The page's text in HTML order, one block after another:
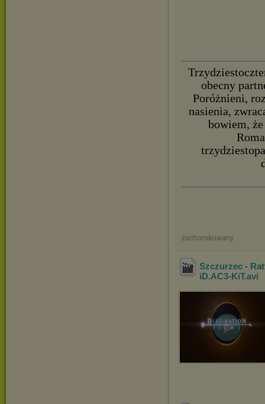
obecny
Poróżnieni,
nasienia,
bowiem,
zachomikowany
Szczurzec -
iD.AC3-KiT.avi